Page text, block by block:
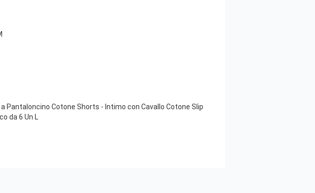
Pantaloncino Cotone Shorts - Intimo con Cavallo Cotone Slip
da 6 Un L